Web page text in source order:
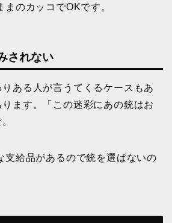
のカッコでOKです。
されない
ある人が言うてくるケースもあ
ます。「この迷彩にあの銃はお
支給品があるので銃を選ばないの